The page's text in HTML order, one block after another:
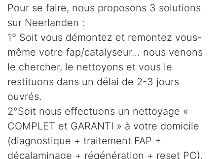
Pour se faire, nous proposons 3 solutions
sur Neerlanden :
1° Soit vous démontez et remontez vous-
même votre fap/catalyseur… nous venons
le chercher, le nettoyons et vous le
restituons dans un délai de 2-3 jours
ouvrés.
2°Soit nous effectuons un nettoyage «
COMPLET et GARANTI » à votre domicile
(diagnostique + traitement FAP +
décalaminage + régénération + reset PC).